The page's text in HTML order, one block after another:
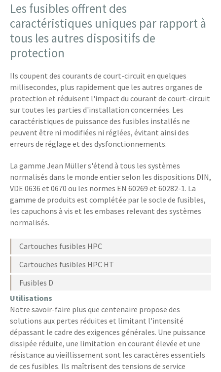
Les fusibles offrent des
caractéristiques uniques par rapport à
tous les autres dispositifs de
protection
Ils coupent des courants de court-circuit en quelques
millisecondes, plus rapidement que les autres organes de
protection et réduisent l'impact du courant de court-circuit
sur toutes les parties d'installation concernées. Les
caractéristiques de puissance des fusibles installés ne
peuvent être ni modifiées ni réglées, évitant ainsi des
erreurs de réglage et des dysfonctionnements.
La gamme Jean Müller s'étend à tous les systèmes
normalisés dans le monde entier selon les dispositions DIN,
VDE 0636 et 0670 ou les normes EN 60269 et 60282-1. La
gamme de produits est complétée par le socle de fusibles,
les capuchons à vis et les embases relevant des systèmes
normalisés.
Cartouches fusibles HPC
Cartouches fusibles HPC HT
Fusibles D
Utilisations
Notre savoir-faire plus que centenaire propose des
solutions aux pertes réduites et limitant l'intensité
dépassant le cadre des exigences générales. Une puissance
dissipée réduite, une limitation en courant élevée et une
résistance au vieillissement sont les caractères essentiels
de ces fusibles. Ils maîtrisent des tensions de service